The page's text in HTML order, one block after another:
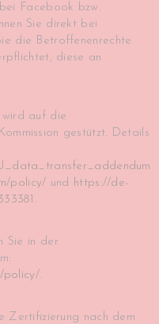
Facebook bzw.
Sie direkt bei
die Betroffenenrechte
diese an
auf die
gestützt. Details
policy/ und
https://de-
.
Sie in der
policy/.
Zertifizierung nach dem